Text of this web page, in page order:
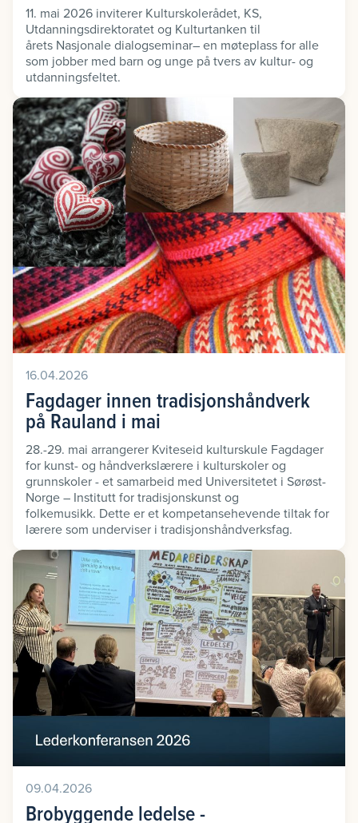
11. mai 2026 inviterer Kulturskolerådet, KS,
Utdanningsdirektoratet og Kulturtanken til
årets Nasjonale dialogseminar– en møteplass for alle
som jobber med barn og unge på tvers av kultur- og
utdanningsfeltet.
16.04.2026
Fagdager innen tradisjonshåndverk
på Rauland i mai
28.-29. mai arrangerer Kviteseid kulturskule Fagdager
for kunst- og håndverkslærere i kulturskoler og
grunnskoler - et samarbeid med Universitetet i Sørøst-
Norge – Institutt for tradisjonskunst og
folkemusikk. Dette er et kompetansehevende tiltak for
lærere som underviser i tradisjonshåndverksfag.
09.04.2026
Brobyggende ledelse -